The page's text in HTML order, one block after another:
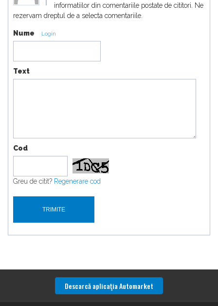
informatiilor din comentariile postate de cititori. Ne
rezervam dreptul de a selecta comentariile.
Nume Login
Text
Cod
Greu de citit? Regenerare cod
Descarcă aplicaţia Automarket